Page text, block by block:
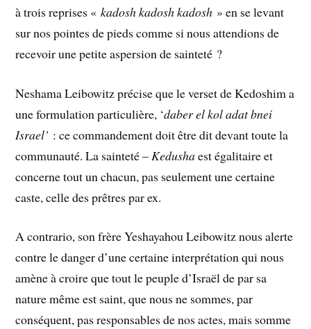
à trois reprises «kadosh kadosh kadosh » en se levant
sur nos pointes de pieds comme si nous attendions de
recevoir une petite aspersion de sainteté ?
Neshama Leibowitz précise que le verset de Kedoshim a
une formulation particulière, ‘daber el kol adat bnei
Israel’ : ce commandement doit être dit devant toute la
communauté. La sainteté – Kedushaest égalitaire et
concerne tout un chacun, pas seulement une certaine
caste, celle des prêtres par ex.
A contrario, son frère Yeshayahou Leibowitz nous alerte
contre le danger d’une certaine interprétation qui nous
amène à croire que tout le peuple d’Israël de par sa
nature même est saint, que nous ne sommes, par
conséquent, pas responsables de nos actes, mais somme